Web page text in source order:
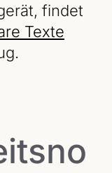
findet
Texte